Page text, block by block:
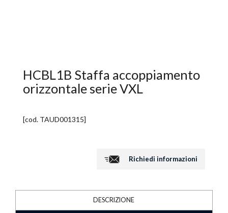
HCBL1B Staffa accoppiamento
orizzontale serie VXL
[cod. TAUD001315]
Richiedi informazioni
DESCRIZIONE